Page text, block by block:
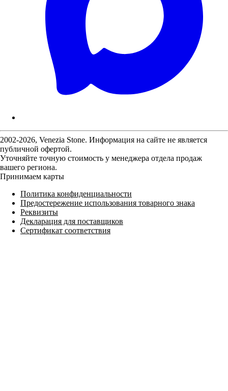
2002-2026, Venezia Stone. Информация на сайте не является
публичной офертой.
Уточняйте точную стоимость у менеджера отдела продаж
вашего региона.
Принимаем карты
Политика конфиденциальности
Предостережение использования товарного знака
Реквизиты
Декларация для поставщиков
Сертификат соответствия